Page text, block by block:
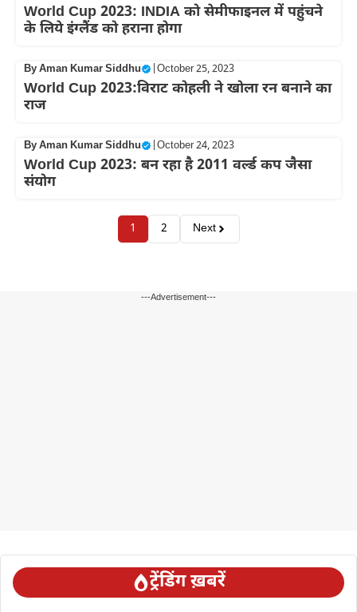
World Cup 2023: INDIA को सेमीफाइनल में पहुंचने
के लिये इंग्लैंड को हराना होगा
ByAman Kumar Siddhu October 25, 2023
World Cup 2023:विराट कोहली ने खोला रन बनाने का
राज
ByAman Kumar Siddhu October 24, 2023
World Cup 2023: बन रहा है 2011 वर्ल्ड कप जैसा
संयोग
1 2 Next
---Advertisement---
ट्रेंडिंग ख़बरें